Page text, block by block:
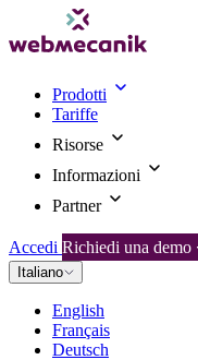
Prodotti
Tariffe
Risorse
Informazioni
Partner
Accedi Richiedi una demo
Italiano
English
Français
Deutsch